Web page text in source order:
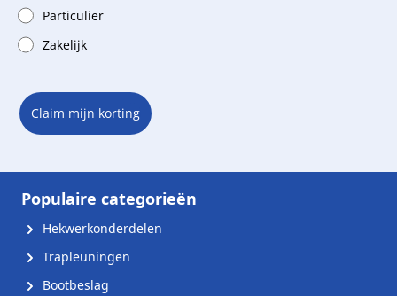
Particulier
Zakelijk
Claim mijn korting
Populaire categorieën
Hekwerkonderdelen
Trapleuningen
Bootbeslag